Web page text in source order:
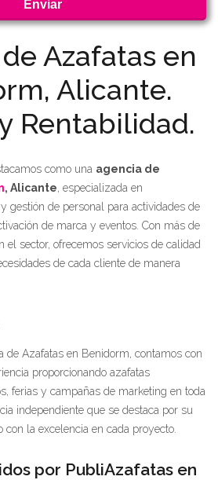
Azafatas en
Alicante.
Rentabilidad.
como una agencia de
, Alicante , especializada en
gestión de personal para actividades de
de marca y eventos. Con más de
el sector, ofrecemos servicios de calidad
de cada cliente de manera
de Azafatas en Benidorm, contamos con
proporcionando azafatas
ferias y campañas de marketing en toda
independiente que se destaca por su
la excelencia en cada proyecto.
por PubliAzafatas en